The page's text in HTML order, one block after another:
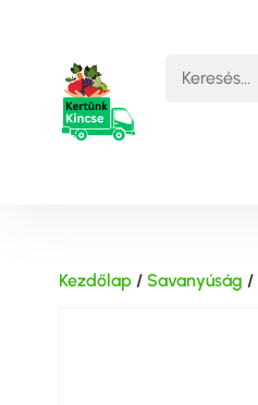
Kezdőlap/ Savanyúság /